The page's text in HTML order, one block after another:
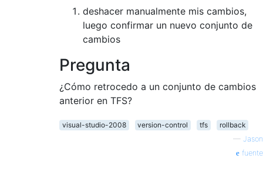
deshacer manualmente mis cambios,
luego confirmar un nuevo conjunto de
cambios
Pregunta
¿Cómo retrocedo a un conjunto de cambios
anterior en TFS?
visual-studio-2008 version-control tfs
rollback
— Jason
fuente